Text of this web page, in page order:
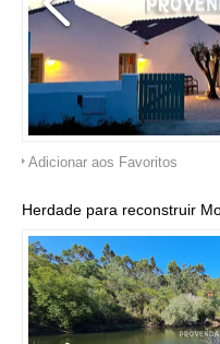
Adicionar aos Favoritos
Herdade para reconstruir